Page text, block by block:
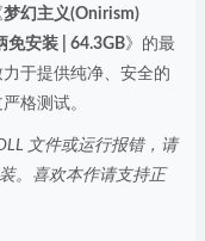
梦幻主义(Onirism)
免安装 | 64.3GB》的最
于提供纯净、安全的
格测试。
文件或运行报错，请
。喜欢本作请支持正